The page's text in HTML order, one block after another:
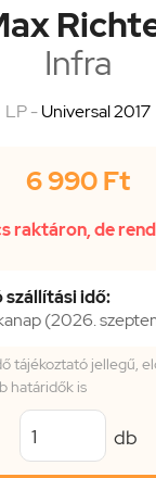
Infra
LP -Universal 2017
6 990 Ft
raktáron, de
szállítási idő:
(2026.
tájékoztató jellegű,
határidők is
db